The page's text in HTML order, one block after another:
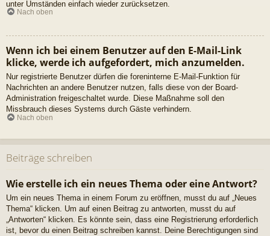
unter Umständen einfach wieder zurücksetzen.
Nach oben
Wenn ich bei einem Benutzer auf den E-Mail-Link
klicke, werde ich aufgefordert, mich anzumelden.
Nur registrierte Benutzer dürfen die foreninterne E-Mail-Funktion für
Nachrichten an andere Benutzer nutzen, falls diese von der Board-
Administration freigeschaltet wurde. Diese Maßnahme soll den
Missbrauch dieses Systems durch Gäste verhindern.
Nach oben
Beiträge schreiben
Wie erstelle ich ein neues Thema oder eine Antwort?
Um ein neues Thema in einem Forum zu eröffnen, musst du auf „Neues
Thema“ klicken. Um auf einen Beitrag zu antworten, musst du auf
„Antworten“ klicken. Es könnte sein, dass eine Registrierung erforderlich
ist, bevor du einen Beitrag schreiben kannst. Deine Berechtigungen sind